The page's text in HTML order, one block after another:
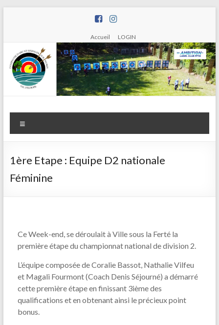
Accueil LOGIN
Compagnie
d'arc de
Saint
Germain
1ère Etape : Equipe D2 nationale
Féminine
Ce Week-end, se déroulait à Ville sous la Ferté la
première étape du championnat national de division 2.
L’équipe composée de Coralie Bassot, Nathalie Vilfeu
et Magali Fourmont (Coach Denis Séjourné) a démarré
cette première étape en finissant 3ième des
qualifications et en obtenant ainsi le précieux point
bonus.